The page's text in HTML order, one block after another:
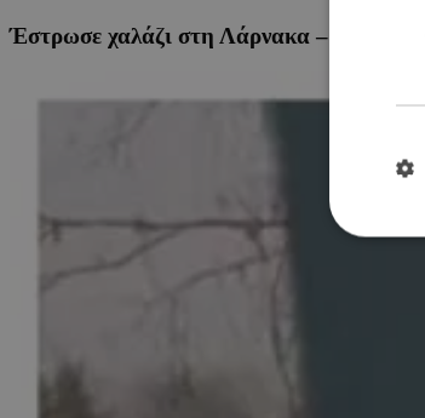
Έστρωσε χαλάζι στη Λάρνακα –